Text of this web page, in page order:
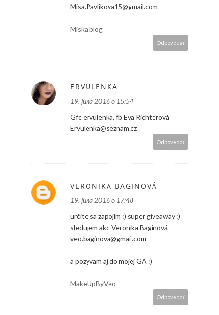
Misa.Pavlikova15@gmail.com
Miska blog
Odpovedať
ERVULENKA
19. júna 2016 o 15:54
Gfc ervulenka, fb Eva Richterová
Ervulenka@seznam.cz
Odpovedať
VERONIKA BAGINOVÁ
19. júna 2016 o 17:48
určite sa zapojím :) super giveaway :)
sledujem ako Veronika Baginová
veo.baginova@gmail.com
a pozývam aj do mojej GA :)
MakeUpByVeo
Odpovedať